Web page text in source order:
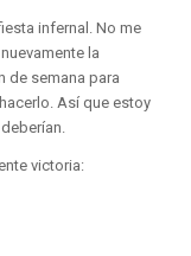
infernal. No me
la
de semana para
Así que estoy
victoria: